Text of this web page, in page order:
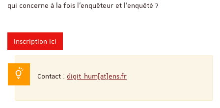
qui concerne à la fois l’enquêteur et l’enquêté ?
Inscription ici
Contact : digit_hum[at]ens.fr